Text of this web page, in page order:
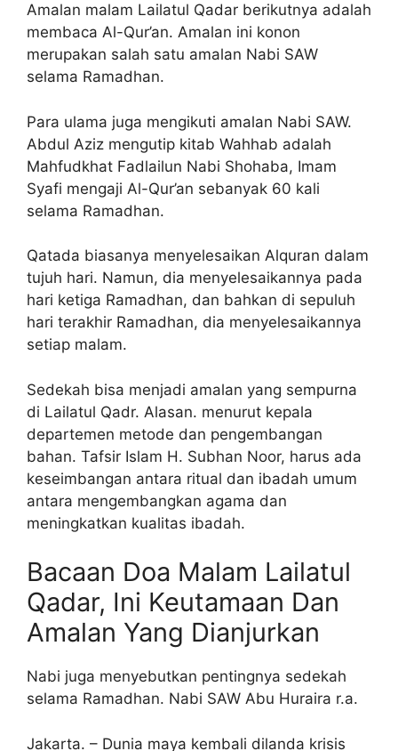
Amalan malam Lailatul Qadar berikutnya adalah
membaca Al-Qur’an. Amalan ini konon
merupakan salah satu amalan Nabi SAW
selama Ramadhan.
Para ulama juga mengikuti amalan Nabi SAW.
Abdul Aziz mengutip kitab Wahhab adalah
Mahfudkhat Fadlailun Nabi Shohaba, Imam
Syafi mengaji Al-Qur’an sebanyak 60 kali
selama Ramadhan.
Qatada biasanya menyelesaikan Alquran dalam
tujuh hari. Namun, dia menyelesaikannya pada
hari ketiga Ramadhan, dan bahkan di sepuluh
hari terakhir Ramadhan, dia menyelesaikannya
setiap malam.
Sedekah bisa menjadi amalan yang sempurna
di Lailatul Qadr. Alasan. menurut kepala
departemen metode dan pengembangan
bahan. Tafsir Islam H. Subhan Noor, harus ada
keseimbangan antara ritual dan ibadah umum
antara mengembangkan agama dan
meningkatkan kualitas ibadah.
Bacaan Doa Malam Lailatul
Qadar, Ini Keutamaan Dan
Amalan Yang Dianjurkan
Nabi juga menyebutkan pentingnya sedekah
selama Ramadhan. Nabi SAW Abu Huraira r.a.
Jakarta. – Dunia maya kembali dilanda krisis